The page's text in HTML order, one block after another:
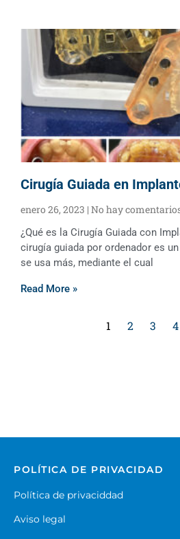
Cirugía Guiada en
enero 26, 2023 No hay
¿Qué es la Cirugía Guiada con
cirugía guiada por ordenador es
se usa más, mediante el cual
Read More »
1 2 3 4
POLÍTICA DE PRIVACIDAD
Política de privaciddad
Aviso legal